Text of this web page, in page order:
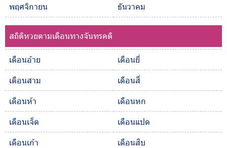
พฤศจิกายน
ธันวาคม
สถิติหวยตามเดือนทางจันทรคติ
เดือนอ้าย
เดือนยี่
เดือนสาม
เดือนสี่
เดือนห้า
เดือนหก
เดือนเจ็ด
เดือนแปด
เดือนเก้า
เดือนสิบ